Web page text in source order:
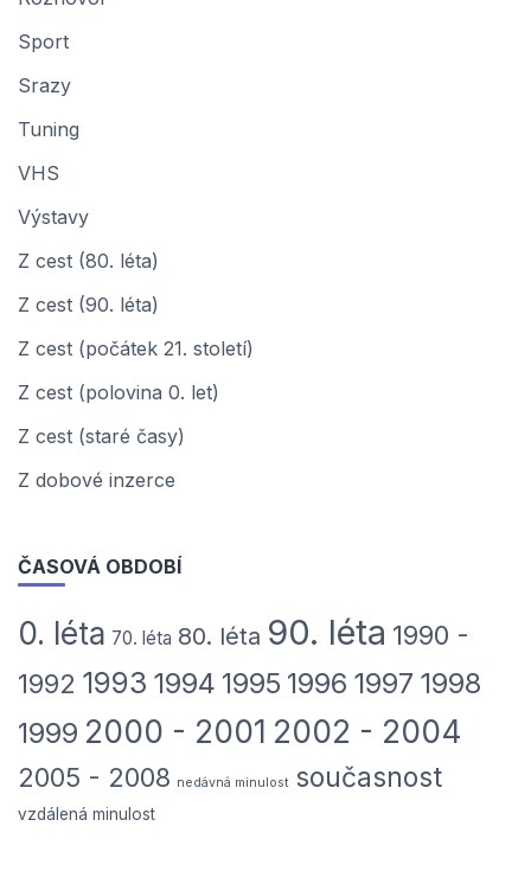
Sport
Srazy
Tuning
VHS
Výstavy
Z cest (80. léta)
Z cest (90. léta)
Z cest (počátek 21. století)
Z cest (polovina 0. let)
Z cest (staré časy)
Z dobové inzerce
ČASOVÁ OBDOBÍ
0. léta 70. léta 80. léta 90. léta 1990 -
1992 1993 1994 1995 1996 1997 1998
1999 2000 - 2001 2002 - 2004
2005 - 2008 nedávná minulost současnost
vzdálená minulost